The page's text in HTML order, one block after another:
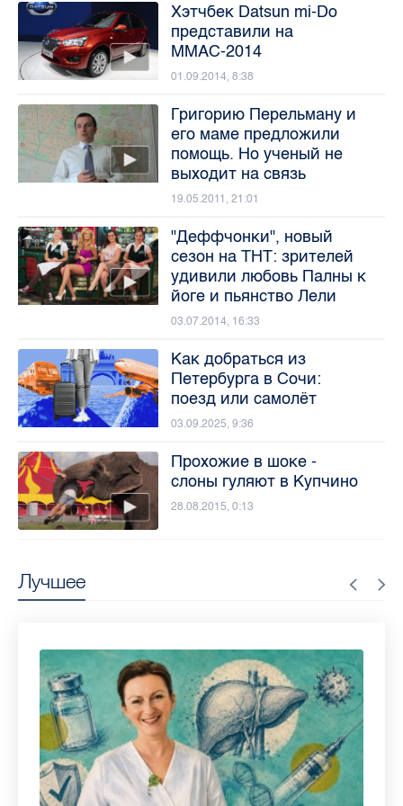
Лучшее
Хэтчбек Datsun mi-Do
представили на
ММАС-2014
01.09.2014, 8:38
Григорию Перельману и
его маме предложили
помощь. Но ученый не
выходит на связь
19.05.2011, 21:01
"Деффчонки", новый
сезон на ТНТ: зрителей
удивили любовь Палны к
йоге и пьянство Лели
03.07.2014, 16:33
Как добраться из
Петербурга в Сочи:
поезд или самолёт
03.09.2025, 9:36
Прохожие в шоке -
слоны гуляют в Купчино
28.08.2015, 0:13